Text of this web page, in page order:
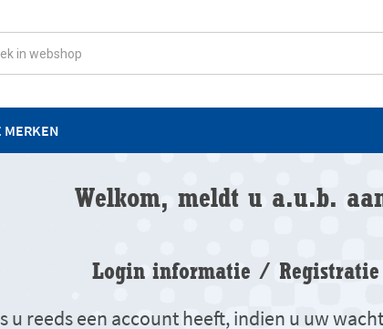
MERKEN
Welkom, meldt u a.u.b.
Login informatie / Registratie
u reeds een account heeft, indien u uw